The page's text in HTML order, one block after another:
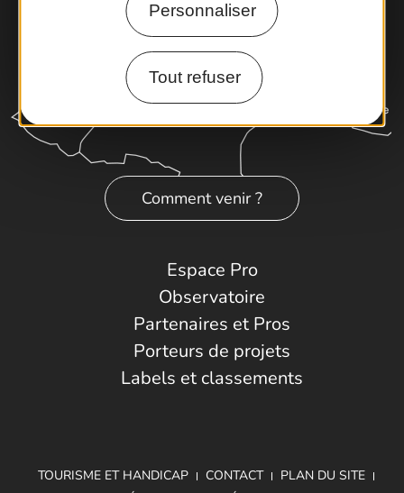
Personnaliser
Tout refuser
Comment venir ?
Espace Pro
Observatoire
Partenaires et Pros
Porteurs de projets
Labels et classements
TOURISME ET HANDICAP CONTACT
PLAN DU SITE